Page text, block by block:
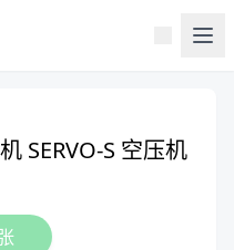
SERVO-S 空压机